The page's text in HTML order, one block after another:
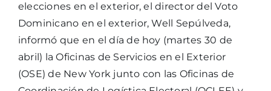
elecciones en el exterior, el director del Voto
Dominicano en el exterior, Well Sepúlveda,
informó que en el día de hoy (martes 30 de
abril) la Oficinas de Servicios en el Exterior
(OSE) de New York junto con las Oficinas de